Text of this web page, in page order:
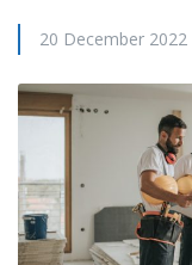
20 December 2022